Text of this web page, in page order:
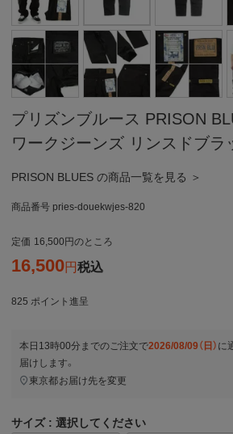
プリズンブルース PRISON
ワークジーンズ リンスドブラ
PRISON BLUES の商品一覧を見る ＞
商品番号 pries-douekwjes-820
定価 16,500 のところ
16,500 税込
825 ポイント進呈
本日 13時00分 までのご注文で2026/08/09（日） に
届けします。
東京都お届け先を変更
サイズ 選択してください